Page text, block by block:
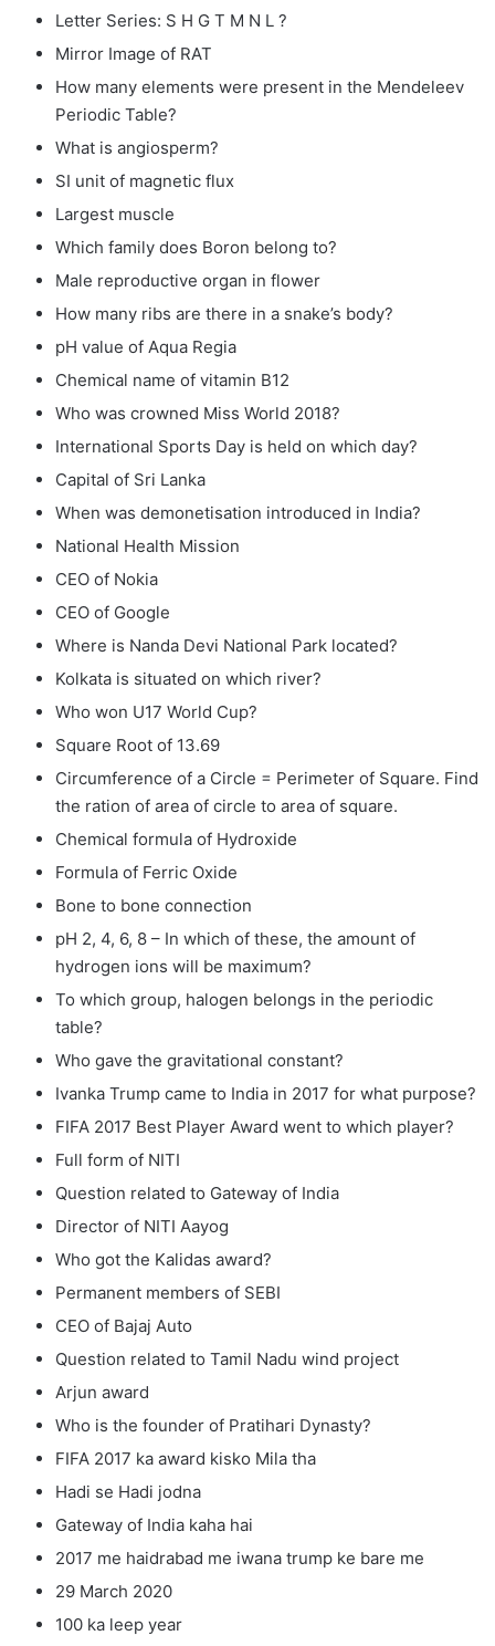
Letter Series: S H G T M N L ?
Mirror Image of RAT
How many elements were present in the Mendeleev
Periodic Table?
What is angiosperm?
SI unit of magnetic flux
Largest muscle
Which family does Boron belong to?
Male reproductive organ in flower
How many ribs are there in a snake’s body?
pH value of Aqua Regia
Chemical name of vitamin B12
Who was crowned Miss World 2018?
International Sports Day is held on which day?
Capital of Sri Lanka
When was demonetisation introduced in India?
National Health Mission
CEO of Nokia
CEO of Google
Where is Nanda Devi National Park located?
Kolkata is situated on which river?
Who won U17 World Cup?
Square Root of 13.69
Circumference of a Circle = Perimeter of Square. Find
the ration of area of circle to area of square.
Chemical formula of Hydroxide
Formula of Ferric Oxide
Bone to bone connection
pH 2, 4, 6, 8 – In which of these, the amount of
hydrogen ions will be maximum?
To which group, halogen belongs in the periodic
table?
Who gave the gravitational constant?
Ivanka Trump came to India in 2017 for what purpose?
FIFA 2017 Best Player Award went to which player?
Full form of NITI
Question related to Gateway of India
Director of NITI Aayog
Who got the Kalidas award?
Permanent members of SEBI
CEO of Bajaj Auto
Question related to Tamil Nadu wind project
Arjun award
Who is the founder of Pratihari Dynasty?
FIFA 2017 ka award kisko Mila tha
Hadi se Hadi jodna
Gateway of India kaha hai
2017 me haidrabad me iwana trump ke bare me
29 March 2020
100 ka leep year